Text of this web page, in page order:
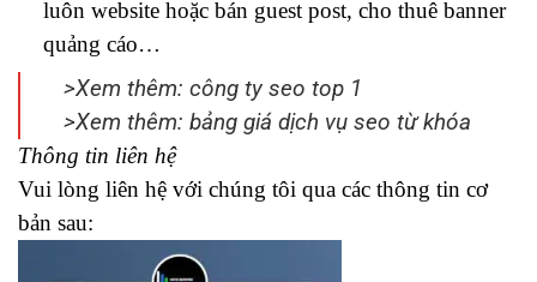
luôn website hoặc bán guest post, cho thuê banner
quảng cáo…
>Xem thêm: công ty seo top 1
>Xem thêm: bảng giá dịch vụ seo từ khóa
Thông tin liên hệ
Vui lòng liên hệ với chúng tôi qua các thông tin cơ
bản sau: